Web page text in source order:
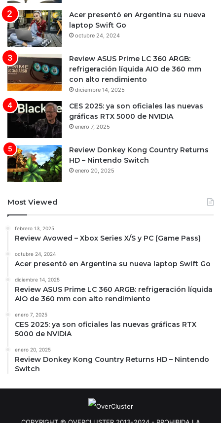
Acer presentó en Argentina su nueva
laptop Swift Go
octubre 24, 2024
Review ASUS Prime LC 360 ARGB:
refrigeración líquida AIO de 360 mm
con alto rendimiento
diciembre 14, 2025
CES 2025: ya son oficiales las nuevas
gráficas RTX 5000 de NVIDIA
enero 7, 2025
Review Donkey Kong Country Returns
HD – Nintendo Switch
enero 20, 2025
Most Viewed
febrero 13, 2025
Review Avowed – Xbox Series X/S y PC (Game Pass)
octubre 24, 2024
Acer presentó en Argentina su nueva laptop Swift Go
diciembre 14, 2025
Review ASUS Prime LC 360 ARGB: refrigeración líquida
AIO de 360 mm con alto rendimiento
enero 7, 2025
CES 2025: ya son oficiales las nuevas gráficas RTX
5000 de NVIDIA
enero 20, 2025
Review Donkey Kong Country Returns HD – Nintendo
Switch